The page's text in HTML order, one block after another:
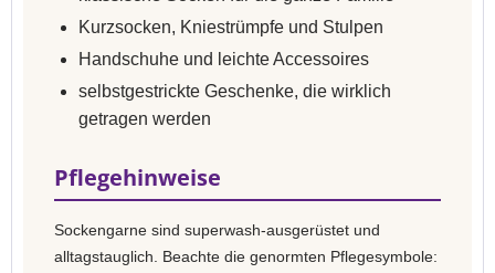
Kurzsocken, Kniestrümpfe und Stulpen
Handschuhe und leichte Accessoires
selbstgestrickte Geschenke, die wirklich
getragen werden
Pflegehinweise
Sockengarne sind superwash-ausgerüstet und
alltagstauglich. Beachte die genormten Pflegesymbole: